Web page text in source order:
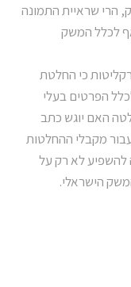
הרי שראיית התמונה
לכלל המשק
כי החלטת
הפרטים בעלי
האם יוגש כתב
מקבלי ההחלטות
להשפיע לא רק על
הישראלי.